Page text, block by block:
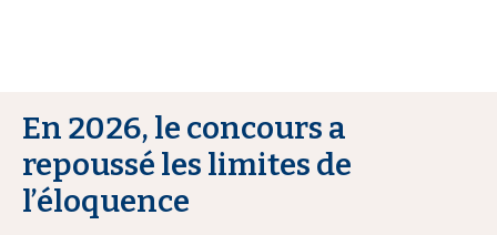
En 2026, le concours a
repoussé les limites de
l’éloquence